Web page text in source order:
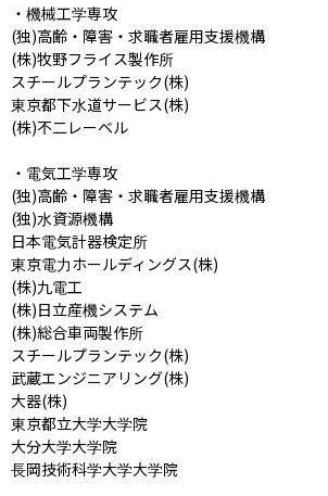
・機械工学専攻
(独)高齢・障害・求職者雇用支援機構
(株)牧野フライス製作所
スチールプランテック(株)
東京都下水道サービス(株)
(株)不二レーベル
・電気工学専攻
(独)高齢・障害・求職者雇用支援機構
(独)水資源機構
日本電気計器検定所
東京電力ホールディングス(株)
(株)九電工
(株)日立産機システム
(株)総合車両製作所
スチールプランテック(株)
武蔵エンジニアリング(株)
大器(株)
東京都立大学大学院
大分大学大学院
長岡技術科学大学大学院